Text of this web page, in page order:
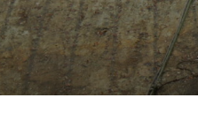
プ